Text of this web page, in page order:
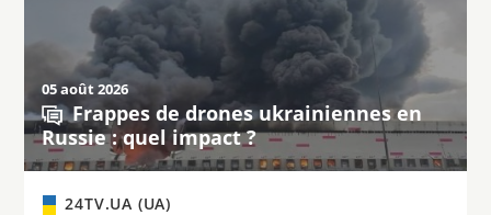
05 août 2026
Frappes de drones ukrainiennes en
Russie : quel impact ?
24TV.UA (UA)